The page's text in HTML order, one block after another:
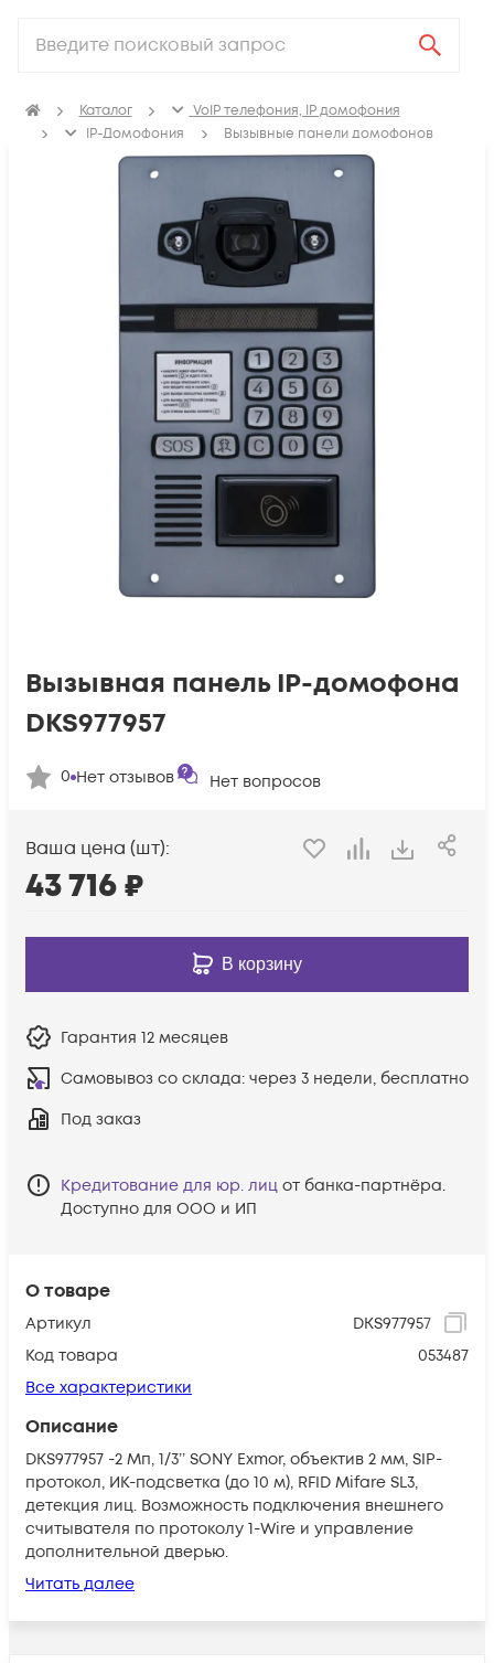
Каталог
VoIP телефония, IP домофония
IP-Домофония
Вызывные панели домофонов
О товаре
Артикул
DKS977957
Код товара
053487
Все характеристики
Описание
DKS977957 -2 Мп, 1/3’’ SONY Exmor, объектив 2 мм, SIP-
протокол, ИК-подсветка (до 10 м), RFID Mifare SL3,
детекция лиц. Возможность подключения внешнего
считывателя по протоколу 1-Wire и управление
дополнительной дверью.
Читать далее
Вызывная панель IP-домофона
DKS977957
0 Нет отзывов Нет вопросов
Ваша цена (шт):
43 716₽
В корзину
Гарантия 12 месяцев
Самовывоз со склада: через 3 недели, бесплатно
Под заказ
Кредитование для юр. лиц от банка-партнёра.
Доступно для ООО и ИП